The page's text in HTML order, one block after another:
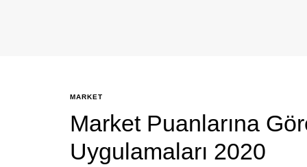
MARKET
Market Puanlarına
Uygulamaları 2020